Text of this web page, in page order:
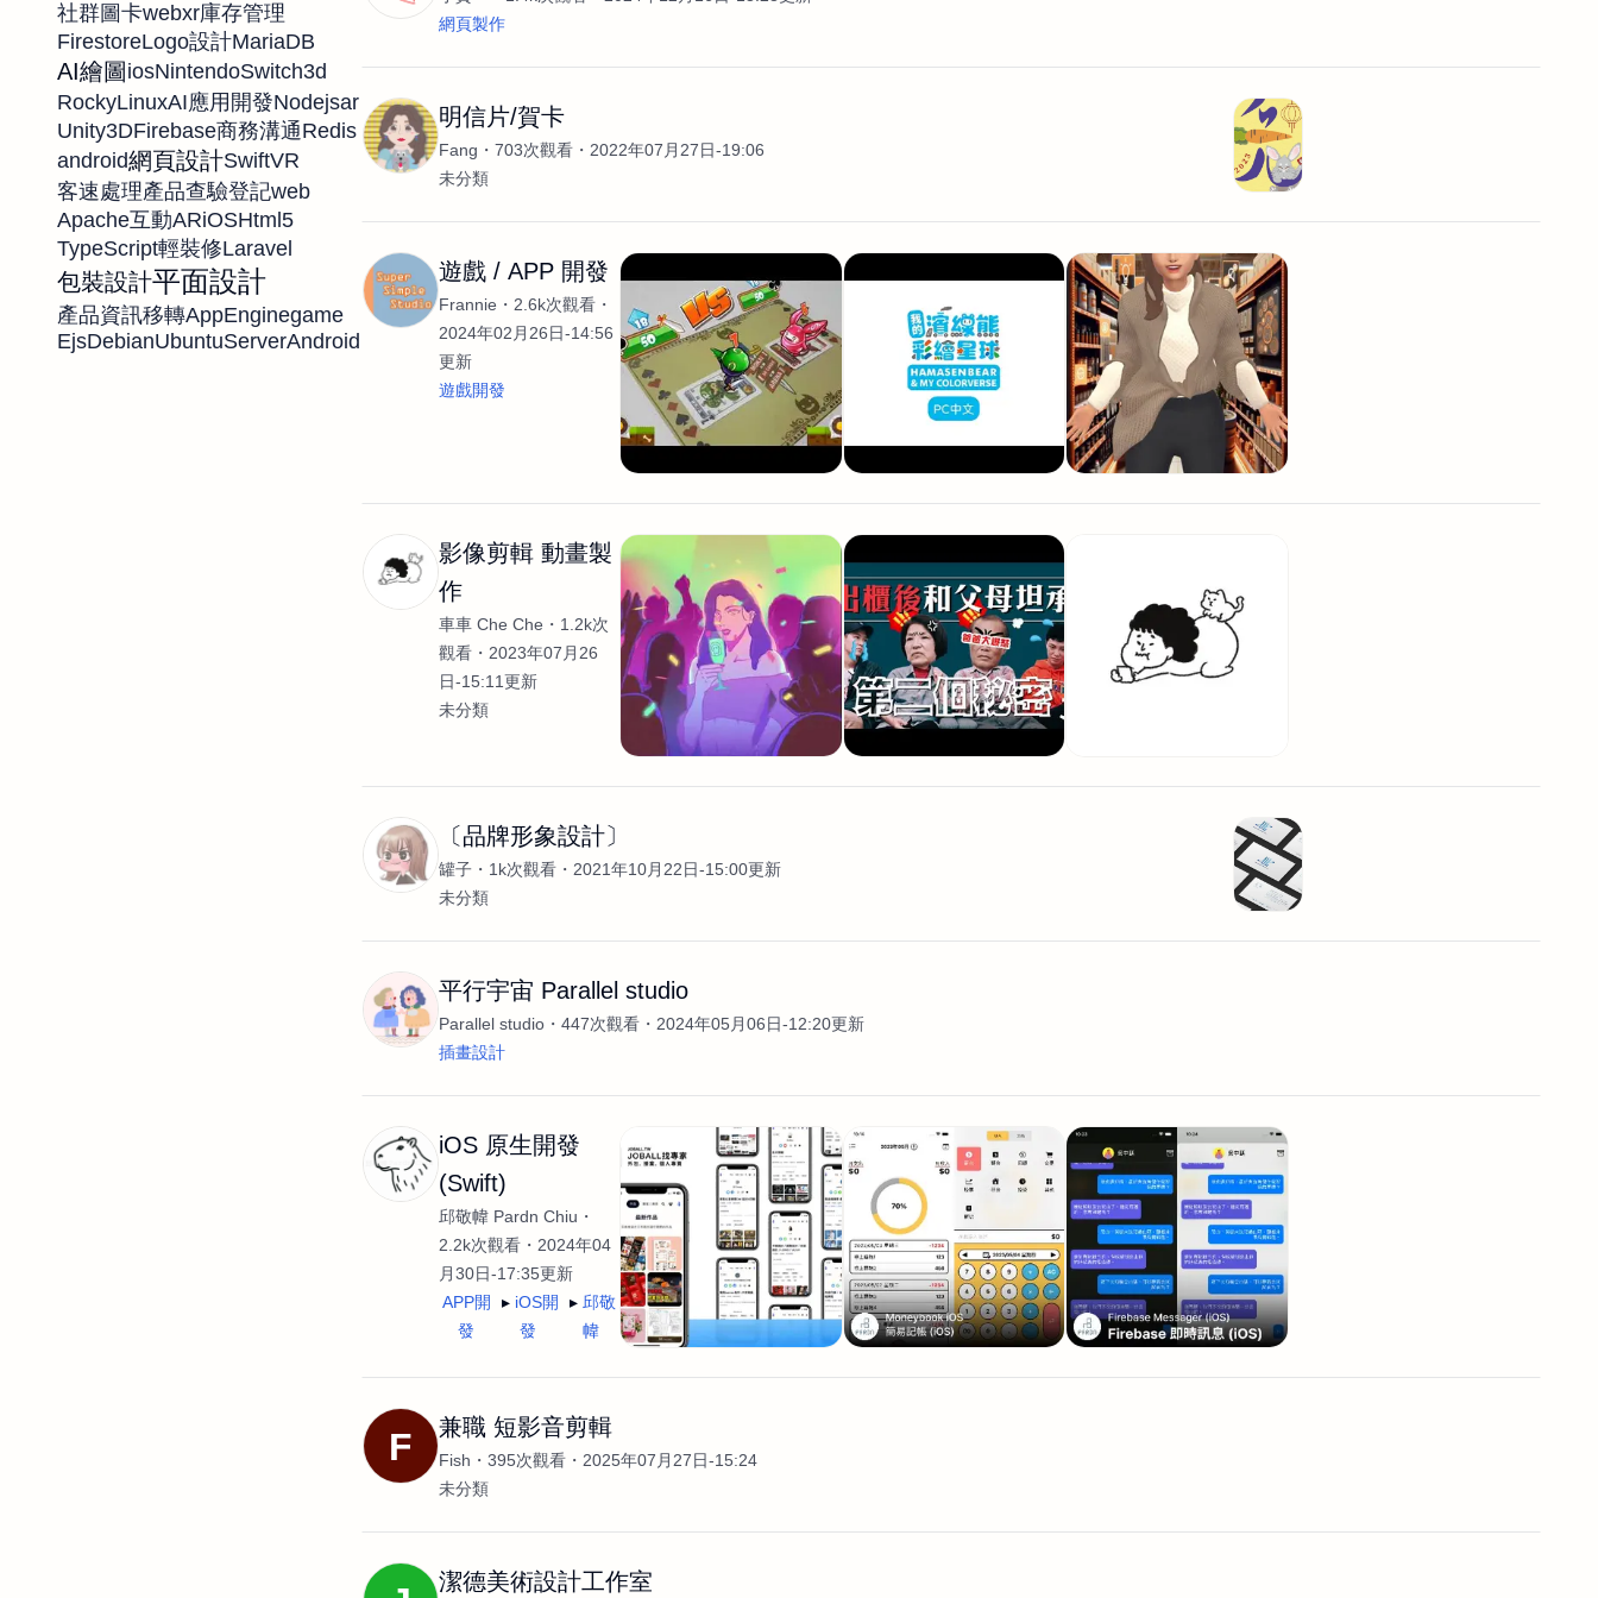
社群圖卡webxr庫存管理
FirestoreLogo設計MariaDB
AI繪圖 iosNintendoSwitch3d
RockyLinuxAI應用開發Nodejsar
Unity3DFirebase商務溝通Redis
android網頁設計SwiftVR
客速處理產品查驗登記web
Apache互動ARiOSHtml5
TypeScript輕裝修Laravel
包裝設計平面設計
產品資訊移轉AppEnginegame
EjsDebianUbuntuServerAndroid
網頁製作
明信片/賀卡
Fang 703次觀看
2022年07月27日-19:06
未分類
遊戲 / APP 開發
Frannie
2.6k次觀看
2024年02月26日-14:56
更新
遊戲開發
影像剪輯 動畫製
作
車車 Che Che
1.2k次
觀看
2023年07月26
日-15:11更新
未分類
〔品牌形象設計〕
罐子 1k次觀看
2021年10月22日-15:00更新
未分類
平行宇宙 Parallel studio
Parallel studio 447次觀看
2024年05月06日-12:20更新
插畫設計
iOS 原生開發
(Swift)
邱敬幃 Pardn Chiu
2.2k次觀看
2024年04
月30日-17:35更新
APP開
發
iOS開
發
邱敬
幃
F 兼職 短影音剪輯
Fish 395次觀看
2025年07月27日-15:24
未分類
潔德美術設計工作室